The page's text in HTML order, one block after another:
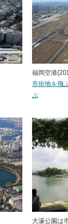
福岡空港
市街地を飛
ぶ
大濠公園は